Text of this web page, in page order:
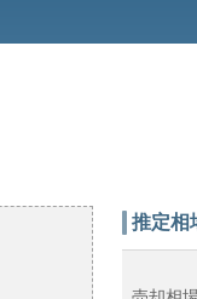
推定相